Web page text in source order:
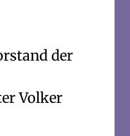
der
Volker